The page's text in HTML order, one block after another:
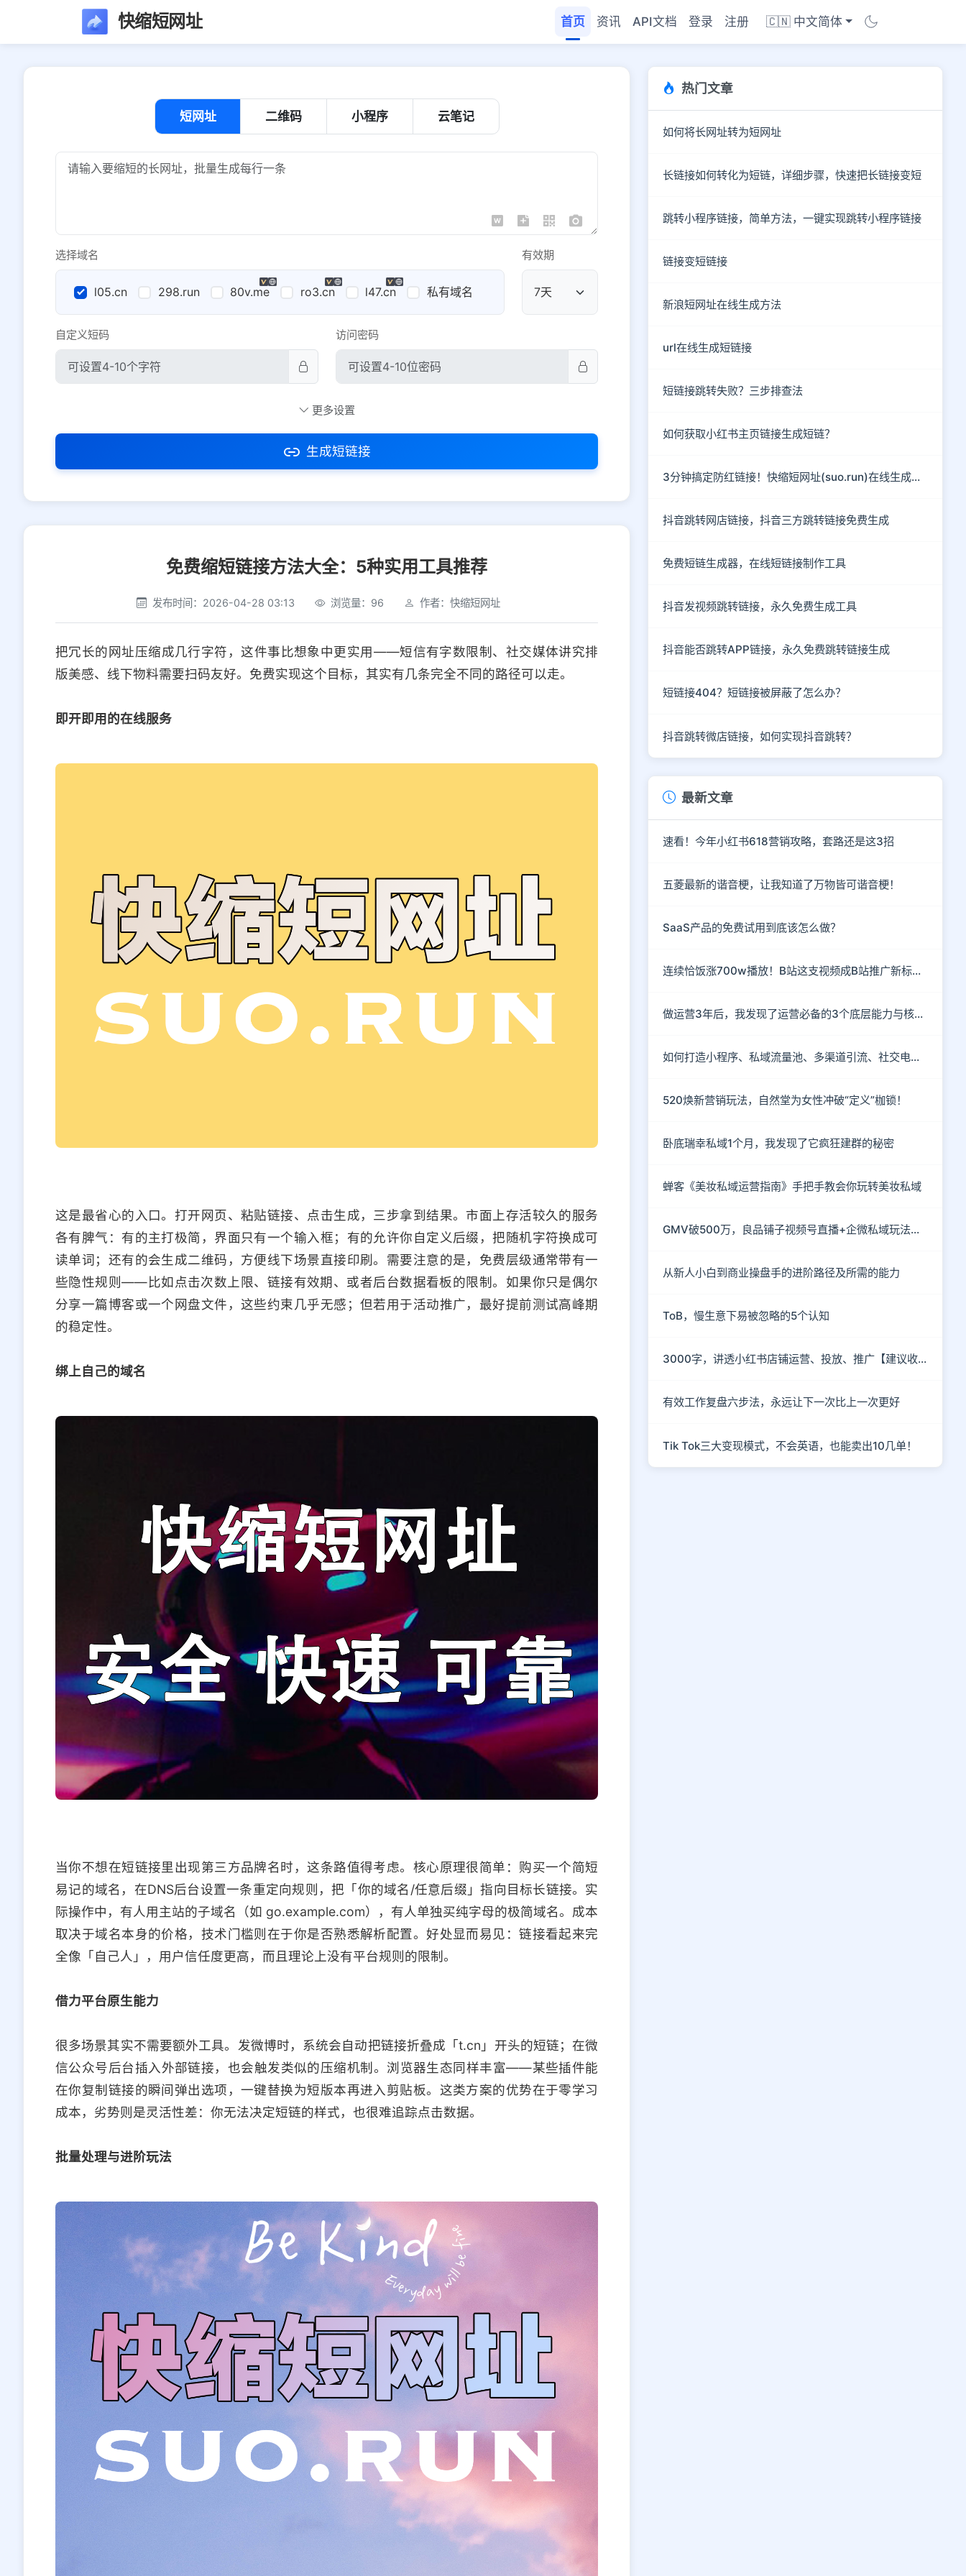
快缩短网址 首页 资讯 API文档 登录 注册 🇨🇳 中文简体
短网址 二维码 小程序 云笔记
选择域名
l05.cn 298.run 80v.me ro3.cn l47.cn 私有域名 公共域名
有效期
自定义短码 访问密码
社交平台 电商平台
选择防红平台类型，避免链接被拦截
平台设置
iOS Android PC 其他
更多设置
生成短链接
免费缩短链接方法大全：5种实用工具推荐
发布时间：2026-04-28 03:13 浏览量：96 作者：快缩短网址
把冗长的网址压缩成几行字符，这件事比想象中更实用——短信有字数限制、社交媒体讲究排
版美感、线下物料需要扫码友好。免费实现这个目标，其实有几条完全不同的路径可以走。
即开即用的在线服务
这是最省心的入口。打开网页、粘贴链接、点击生成，三步拿到结果。市面上存活较久的服务
各有脾气：有的主打极简，界面只有一个输入框；有的允许你自定义后缀，把随机字符换成可
读单词；还有的会生成二维码，方便线下场景直接印刷。需要注意的是，免费层级通常带有一
些隐性规则——比如点击次数上限、链接有效期、或者后台数据看板的限制。如果你只是偶尔
分享一篇博客或一个网盘文件，这些约束几乎无感；但若用于活动推广，最好提前测试高峰期
的稳定性。
绑上自己的域名
当你不想在短链接里出现第三方品牌名时，这条路值得考虑。核心原理很简单：购买一个简短
易记的域名，在DNS后台设置一条重定向规则，把「你的域名/任意后缀」指向目标长链接。实
际操作中，有人用主站的子域名（如 go.example.com），有人单独买纯字母的极简域名。成本
取决于域名本身的价格，技术门槛则在于你是否熟悉解析配置。好处显而易见：链接看起来完
全像「自己人」，用户信任度更高，而且理论上没有平台规则的限制。
借力平台原生能力
很多场景其实不需要额外工具。发微博时，系统会自动把链接折叠成「t.cn」开头的短链；在微
信公众号后台插入外部链接，也会触发类似的压缩机制。浏览器生态同样丰富——某些插件能
在你复制链接的瞬间弹出选项，一键替换为短版本再进入剪贴板。这类方案的优势在于零学习
成本，劣势则是灵活性差：你无法决定短链的样式，也很难追踪点击数据。
批量处理与进阶玩法
热门文章
如何将长网址转为短网址
长链接如何转化为短链，详细步骤，快速把长链接变短
跳转小程序链接，简单方法，一键实现跳转小程序链接
链接变短链接
新浪短网址在线生成方法
url在线生成短链接
短链接跳转失败？三步排查法
如何获取小红书主页链接生成短链？
3分钟搞定防红链接！快缩短网址(suo.run)在线生成指南
抖音跳转网店链接，抖音三方跳转链接免费生成
免费短链生成器，在线短链接制作工具
抖音发视频跳转链接，永久免费生成工具
抖音能否跳转APP链接，永久免费跳转链接生成
短链接404？短链接被屏蔽了怎么办？
抖音跳转微店链接，如何实现抖音跳转？
最新文章
速看！今年小红书618营销攻略，套路还是这3招
五菱最新的谐音梗，让我知道了万物皆可谐音梗！
SaaS产品的免费试用到底该怎么做？
连续恰饭涨700w播放！B站这支视频成B站推广新标杆！
做运营3年后，我发现了运营必备的3个底层能力与核心思维
如何打造小程序、私域流量池、多渠道引流、社交电商玩法？
520焕新营销玩法，自然堂为女性冲破“定义”枷锁！
卧底瑞幸私域1个月，我发现了它疯狂建群的秘密
蝉客《美妆私域运营指南》手把手教会你玩转美妆私域
GMV破500万，良品铺子视频号直播+企微私域玩法真硬核
从新人小白到商业操盘手的进阶路径及所需的能力
ToB，慢生意下易被忽略的5个认知
3000字，讲透小红书店铺运营、投放、推广【建议收藏】
有效工作复盘六步法，永远让下一次比上一次更好
Tik Tok三大变现模式，不会英语，也能卖出10几单！